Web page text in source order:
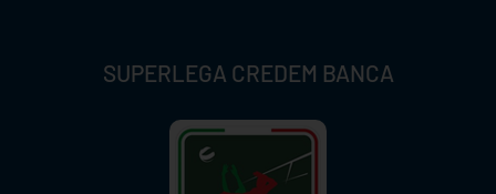
SUPERLEGA CREDEM BANCA